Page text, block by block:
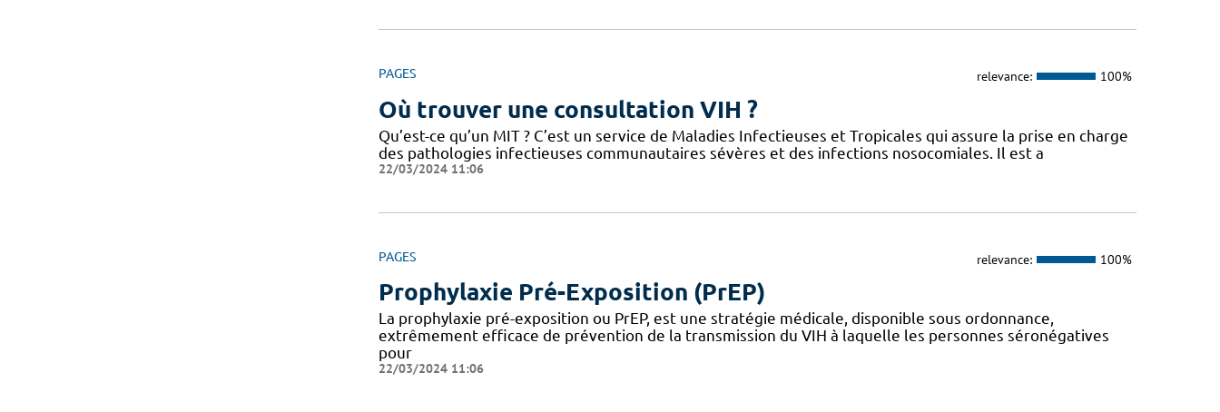
PAGES relevance: 100%
Où trouver une consultation VIH ?
Qu’est-ce qu’un MIT ? C’est un service de Maladies Infectieuses et Tropicales qui assure la prise en charge
des pathologies infectieuses communautaires sévères et des infections nosocomiales. Il est a
22/03/2024 11:06
PAGES relevance: 100%
Prophylaxie Pré-Exposition (PrEP)
La prophylaxie pré-exposition ou PrEP, est une stratégie médicale, disponible sous ordonnance,
extrêmement efficace de prévention de la transmission du VIH à laquelle les personnes séronégatives
pour
22/03/2024 11:06